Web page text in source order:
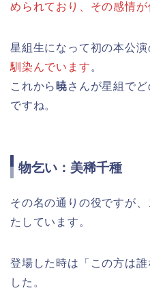
められており、その感情
星組生になって初の本公演
馴染んでいます 。
これから 暁さんが星組で
ですね。
物乞い：美稀千種
その名の通りの役ですが
たしています。
登場した時は「この方は
した。